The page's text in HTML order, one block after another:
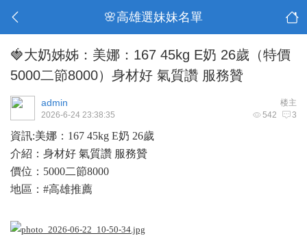
🌸高雄選妹妹名單
🍓大奶姊姊：美娜：167 45kg E奶 26歲（特價
5000二節8000）身材好 氣質讚 服務贊
楼主
admin
542 3
2026-6-24 23:38:35
資訊:美娜：167 45kg E奶 26歲
介紹：身材好 氣質讚 服務贊
價位：5000二節8000
地區：#高雄推薦